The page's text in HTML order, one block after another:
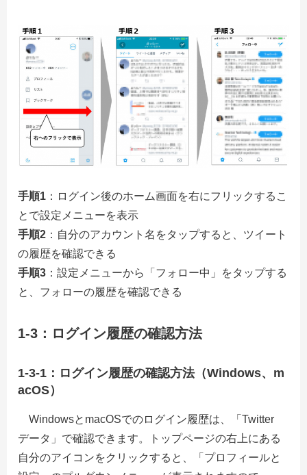
手順1 ：ログイン後のホーム画面を右にフリックするこ
とで設定メニューを表示
手順2 ：自分のアカウント名をタップすると、ツイート
の履歴を確認できる
手順3 ：設定メニューから「フォロー中」をタップする
と、フォローの履歴を確認できる
1-3：ログイン履歴の確認方法
1-3-1：ログイン履歴の確認方法（Windows、m
acOS）
WindowsとmacOSでのログイン履歴は、「Twitter
データ」で確認できます。トップページの右上にある
自分のアイコンをクリックすると、「プロフィールと